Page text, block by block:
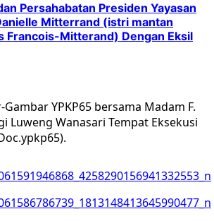
Persahabatan Presiden Yayasan
Mitterrand (istri mantan
Francois-Mitterand) Dengan Eksil
YPKP65 bersama Madam F.
Luweng Wanasari Tempat Eksekusi